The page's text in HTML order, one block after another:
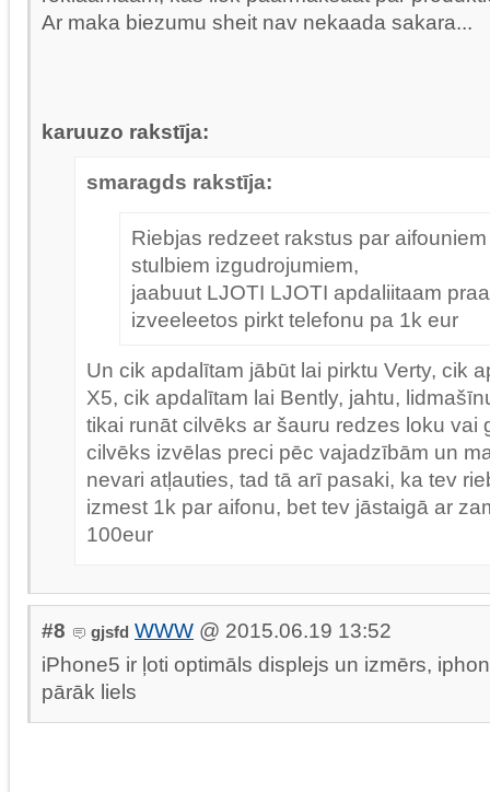
Ar maka biezumu sheit nav nekaada sakara...
karuuzo rakstīja:
smaragds rakstīja:
Riebjas redzeet rakstus par
stulbiem izgudrojumiem,
jaabuut LJOTI LJOTI apdaliitaam
izveeleetos pirkt telefonu pa 1k eur
Un cik apdalītam jābūt lai pirktu Verty, cik
X5, cik apdalītam lai Bently, jahtu,
tikai runāt cilvēks ar šauru redzes loku vai
cilvēks izvēlas preci pēc vajadzībām un
nevari atļauties, tad tā arī pasaki, ka tev
izmest 1k par aifonu, bet tev jāstaigā ar
100eur
#8 gjsfd WWW @ 2015.06.19 13:52
iPhone5 ir ļoti optimāls displejs un izmērs,
pārāk liels